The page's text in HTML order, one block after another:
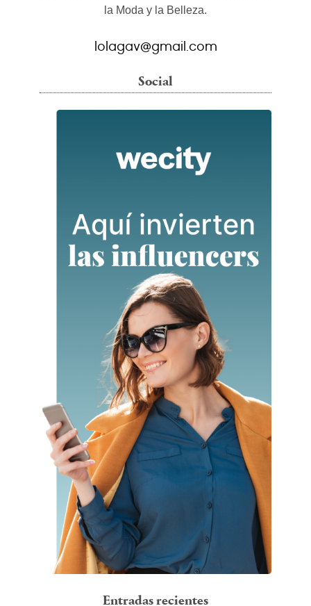
la Moda y la Belleza.
lolagav@gmail.com
Social
Entradas recientes